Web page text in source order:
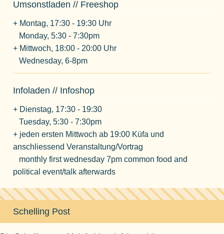
Umsonstladen // Freeshop
+ Montag, 17:30 - 19:30 Uhr
Monday, 5:30 - 7:30pm
+ Mittwoch, 18:00 - 20:00 Uhr
Wednesday, 6-8pm
Infoladen // Infoshop
+ Dienstag, 17:30 - 19:30
Tuesday, 5:30 - 7:30pm
+ jeden ersten Mittwoch ab 19:00 Küfa und
anschliessend Veranstaltung/Vortrag
monthly first wednesday 7pm common food and
political event/talk afterwards
Schelling Post